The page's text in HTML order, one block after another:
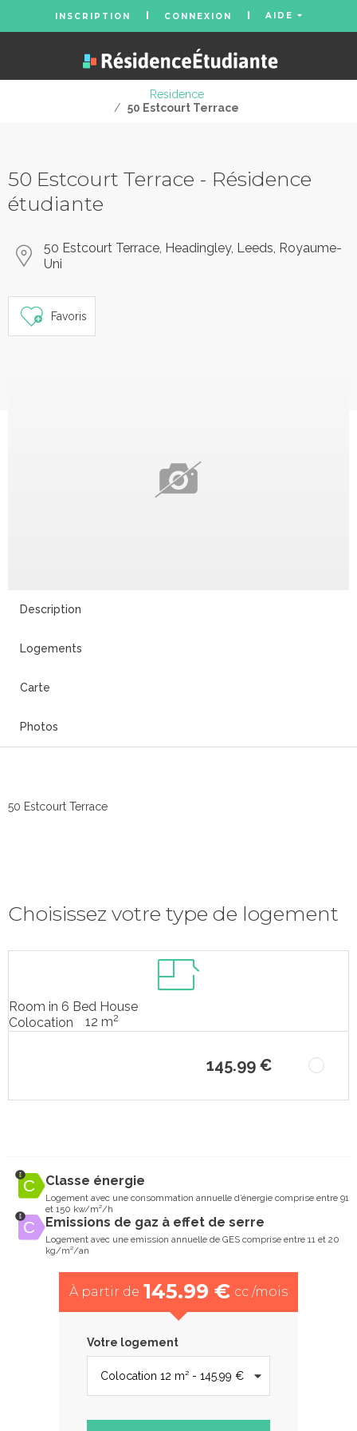
INSCRIPTION CONNEXION AIDE
Residence
/ 50 Estcourt Terrace
50 Estcourt Terrace - Résidence
étudiante
50 Estcourt Terrace, Headingley, Leeds, Royaume-
Uni
Favoris
Description
Logements
Carte
Photos
50 Estcourt Terrace
Choisissez votre type de logement
Room in 6 Bed House
Colocation
12 m2
145.99 €
Classe énergie
Logement avec une consommation annuelle d’énergie comprise entre 91
et 150 kw/m²/h
Emissions de gaz à effet de serre
Logement avec une emission annuelle de GES comprise entre 11 et 20
kg/m²/an
À partir de 145.99 € cc /mois
Votre logement